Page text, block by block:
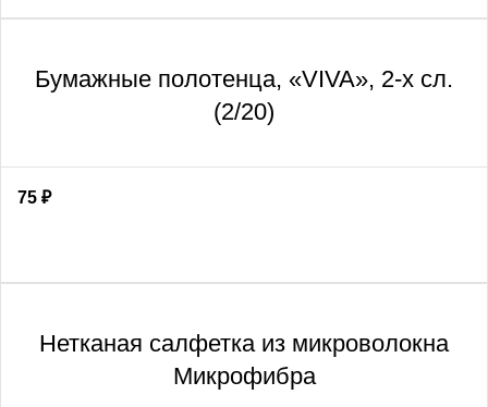
Бумажные полотенца, «VIVA», 2-х сл.
(2/20)
75 ₽
Нетканая салфетка из микроволокна
Микрофибра